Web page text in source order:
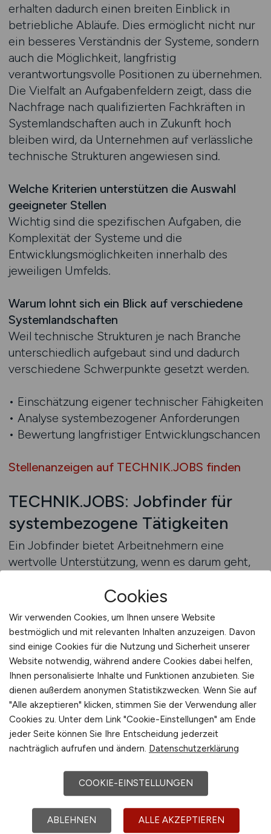
erhalten dadurch einen breiten Einblick in
betriebliche Abläufe. Dies ermöglicht nicht nur
ein besseres Verständnis der Systeme, sondern
auch die Möglichkeit, langfristig
verantwortungsvolle Positionen zu übernehmen.
Die Vielfalt an Aufgabenfeldern zeigt, dass die
Nachfrage nach qualifizierten Fachkräften in
Systemlandschaften auch in Zukunft hoch
bleiben wird, da Unternehmen auf verlässliche
technische Strukturen angewiesen sind.
Welche Kriterien unterstützen die Auswahl
geeigneter Stellen
Wichtig sind die spezifischen Aufgaben, die
Komplexität der Systeme und die
Entwicklungsmöglichkeiten innerhalb des
jeweiligen Umfelds.
Warum lohnt sich ein Blick auf verschiedene
Systemlandschaften
Weil technische Strukturen je nach Branche
unterschiedlich aufgebaut sind und dadurch
verschiedene Schwerpunkte gesetzt werden.
• Einschätzung eigener technischer Fähigkeiten
• Analyse systembezogener Anforderungen
• Bewertung langfristiger Entwicklungschancen
Stellenanzeigen auf TECHNIK.JOBS finden
TECHNIK.JOBS: Jobfinder für
systembezogene Tätigkeiten
Ein Jobfinder bietet Arbeitnehmern eine
wertvolle Unterstützung, wenn es darum geht,
Systemlandschaften zu identifizieren. Die
Vielzahl unterschiedlicher Systeme, Methoden
und Anwendungsbereiche macht es notwendig,
berufliche Ziele klar zu definieren und
Kompetenzen realistisch einzuschätzen. Ein
strukturierter Suchprozess hilft dabei, relevante
Rollen herauszufiltern und Tätigkeiten
auszuwählen, die zu den eigenen Stärken
passen. Dies ist besonders wichtig, da
Tätigkeiten in Systemlandschaften oft von
hohen technischen Anforderungen geprägt sind
und klare Analysefähigkeiten verlangen.
Ein Jobfinder erleichtert es, den Überblick über
die verschiedenen systembezogenen
Cookies
Wir verwenden Cookies, um Ihnen unsere Website
bestmöglich und mit relevanten Inhalten anzuzeigen. Davon
sind einige Cookies für die Nutzung und Sicherheit unserer
Website notwendig, während andere Cookies dabei helfen,
Ihnen personalisierte Inhalte und Funktionen anzubieten. Sie
dienen außerdem anonymen Statistikzwecken. Wenn Sie auf
"Alle akzeptieren" klicken, stimmen Sie der Verwendung aller
Cookies zu. Unter dem Link "Cookie-Einstellungen" am Ende
jeder Seite können Sie Ihre Entscheidung jederzeit
nachträglich aufrufen und ändern. Datenschutzerklärung
COOKIE-EINSTELLUNGEN
ABLEHNEN ALLE AKZEPTIEREN